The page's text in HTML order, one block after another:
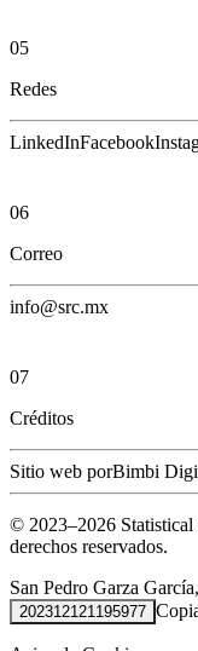
05
Redes
LinkedInFacebook
06
Correo
info@src.mx
07
Créditos
Sitio web porBimbi
© 2023–2026
derechos reservados.
San Pedro Garza
202312121195977